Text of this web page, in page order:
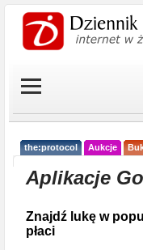
the:protocol Aukcje
Aplikacje
Znajdź lukę w
płaci